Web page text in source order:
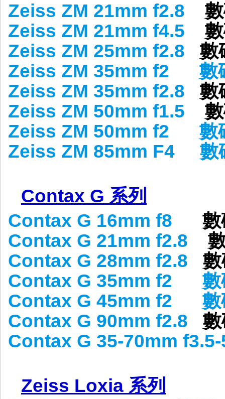
Zeiss ZM 21mm f2.8 數
Zeiss ZM 21mm f4.5
Zeiss ZM 25mm f2.8 數
Zeiss ZM 35mm f2
數
Zeiss ZM 35mm f2.8
Zeiss ZM 50mm f1.5
Zeiss ZM 50mm f2
數
Zeiss ZM 85mm F4
數
Contax G 系列
Contax G 16mm f8 數
Contax G 21mm f2.8
Contax G 28mm f2.8
Contax G 35mm f2
Contax G 45mm f2
Contax G 90mm f2.8
Contax G 35-70mm f3.5-
Zeiss Loxia 系列